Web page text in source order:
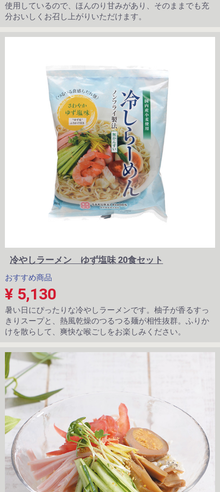
使用しているので、ほんのり甘みがあり、そのままでも充
分おいしくお召し上がりいただけます。
冷やしラーメン ゆず塩味 20食セット
おすすめ商品
¥ 5,130
暑い日にぴったりな冷やしラーメンです。柚子が香るすっ
きりスープと、熱風乾燥のつるつる麺が相性抜群。ふりか
けを散らして、爽快な喉ごしをお楽しみください。